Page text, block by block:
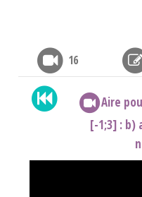
16
Aire
[-1;3] : b)